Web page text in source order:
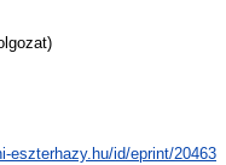
eszterhazy.hu/id/eprint/20463